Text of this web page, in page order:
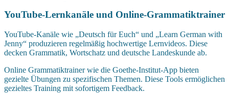
YouTube-Lernkanäle und Online-Grammatiktrainer
YouTube-Kanäle wie „Deutsch für Euch“ und „Learn German with
Jenny“ produzieren regelmäßig hochwertige Lernvideos. Diese
decken Grammatik, Wortschatz und deutsche Landeskunde ab.
Online Grammatiktrainer wie die Goethe-Institut-App bieten
gezielte Übungen zu spezifischen Themen. Diese Tools ermöglichen
gezieltes Training mit sofortigem Feedback.